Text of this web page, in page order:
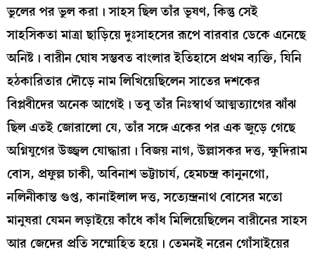
ভুলের পর ভুল করা। সাহস ছিল তাঁর ভূষণ, কিন্তু সেই
সাহসিকতা মাত্রা ছাড়িয়ে দুঃসাহসের রূপে বারবার ডেকে এনেছে
অনিষ্ট। বারীন ঘোষ সম্ভবত বাংলার ইতিহাসে প্রথম ব্যক্তি, যিনি
হঠকারিতার দৌড়ে নাম লিখিয়েছিলেন সাতের দশকের
বিপ্লবীদের অনেক আগেই। তবু তাঁর নিঃস্বার্থ আত্মত্যাগের ঝাঁঝ
ছিল এতই জোরালো যে, তাঁর সঙ্গে একের পর এক জুড়ে গেছে
অগ্নিযুগের উজ্জ্বল যোদ্ধারা। বিজয় নাগ, উল্লাসকর দত্ত, ক্ষুদিরাম
বোস, প্রফুল্ল চাকী, অবিনাশ ভট্টাচার্য, হেমচন্দ্র কানুনগো,
নলিনীকান্ত গুপ্ত, কানাইলাল দত্ত, সত্যেন্দ্রনাথ বোসের মতো
মানুষরা যেমন লড়াইয়ে কাঁধে কাঁধ মিলিয়েছিলেন বারীনের সাহস
আর জেদের প্রতি সম্মোহিত হয়ে। তেমনই নরেন গোঁসাইয়ের